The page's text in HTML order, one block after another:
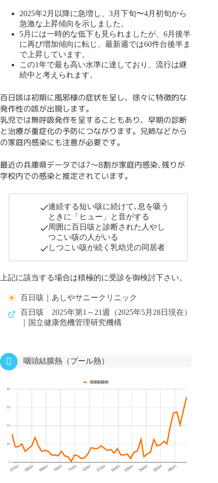
2025年2月以降に急増し、3月下旬〜4月初旬から
急激な上昇傾向を示しました。
5月には一時的な低下も見られましたが、6月後半
に再び増加傾向に転じ、最新週では60件台後半ま
で上昇しています。
この1年で最も高い水準に達しており、流行は継
続中と考えられます。
百日咳は初期に風邪様の症状を呈し、徐々に特徴的な
発作性の咳が出現します。
乳児では無呼吸発作を呈することもあり、早期の診断
と治療が重症化の予防につながります。兄姉などから
の家庭内感染にも注意が必要です。
最近の兵庫県データでは7〜8割が家庭内感染､残りが
学校内での感染と推定されています｡
連続する短い咳に続けて､息を吸う
ときに「ヒュー」と音がする
周囲に百日咳と診断された人やし
つこい咳の人がいる
しつこい咳が続く乳幼児の同居者
上記に該当する場合は積極的に受診を御検討下さい。
百日咳｜あしやサニークリニック
百日咳 2025年第1～21週（2025年5月28日現在）
｜国立健康危機管理研究機構
咽頭結膜熱（プール熱）